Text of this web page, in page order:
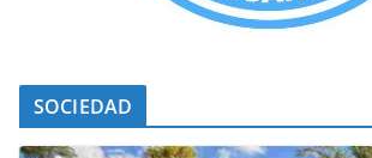
SOCIEDAD